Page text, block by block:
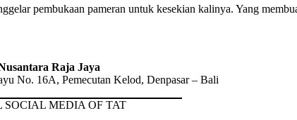
pembukaan pameran untuk kesekian kalinya. Yang
Raja Jaya
No. 16A, Pemecutan Kelod, Denpasar – Bali
SOCIAL MEDIA OF TAT